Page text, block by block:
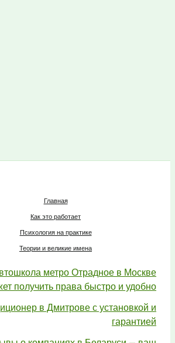
Главная
Как это работает
Психология на практике
Теории и великие имена
метро Отрадное в Москве
получить права быстро и удобно
в Дмитрове с установкой и
гарантией